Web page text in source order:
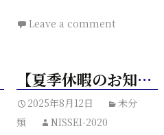
Leave a comment
【夏季休暇のお知らせ】
2025年8月12日
未分
類
NISSEI-2020